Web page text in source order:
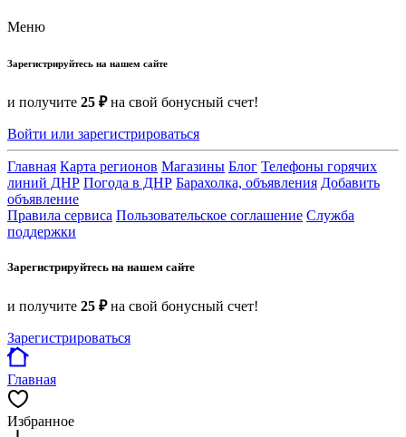
Меню
Зарегистрируйтесь на нашем сайте
и получите 25 ₽на свой бонусный счет!
Войти или зарегистрироваться
Главная Карта регионов Магазины Блог Телефоны горячих
линий ДНР Погода в ДНР Барахолка, объявления Добавить
объявление
Правила сервиса Пользовательское соглашение Служба
поддержки
Зарегистрируйтесь на нашем сайте
и получите 25 ₽на свой бонусный счет!
Зарегистрироваться
Главная
Избранное